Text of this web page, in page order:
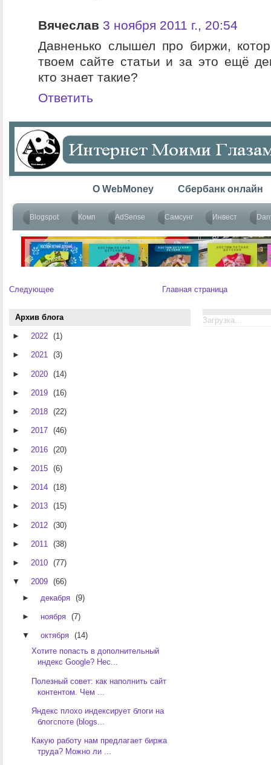
Вячеслав 3 ноября 2011 г., 20:54
Давненько слышел про биржи,
твоем сайте статьи и за это ещё
кто знает такие?
Ответить
Следующее Главная страница
Архив блога
► 2022 (1)
► 2021 (3)
► 2020 (14)
► 2019 (16)
► 2018 (22)
► 2017 (46)
► 2016 (20)
► 2015 (6)
► 2014 (18)
► 2013 (15)
► 2012 (30)
► 2011 (38)
► 2010 (77)
▼ 2009 (66)
►
декабря (9)
► ноября (7)
▼ октября
(14)
Хотите попасть в дополнительный
индекс Google? Нес...
Полезный совет: как наполнить сайт
контентом. Чем ...
Яндекс плохо индексирует блоги на
блогспоте (blogs...
Какую работу нам предлагает биржа
труда? Можно ли ...
Загрузка...